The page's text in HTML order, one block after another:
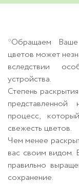
*Обращаем
цветов может
вследствии
устройства.
Степень
процесс,
свежесть цветов.
Чем менее
вас своим видом.
правильно
сохранение.